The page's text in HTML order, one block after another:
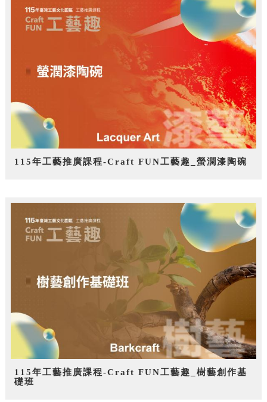
115年工藝推廣課程-Craft FUN工藝趣_螢潤漆陶碗
115年工藝推廣課程-Craft FUN工藝趣_樹藝創作基
礎班